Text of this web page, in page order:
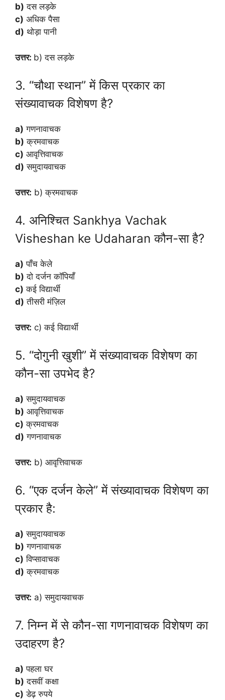
b) दस लड़के
c) अधिक पैसा
d) थोड़ा पानी
उत्तर: b) दस लड़के
3. “चौथा स्थान” में किस प्रकार का
संख्यावाचक विशेषण है?
a) गणनावाचक
b) क्रमवाचक
c) आवृत्तिवाचक
d) समुदायवाचक
उत्तर: b) क्रमवाचक
4. अनिश्चित Sankhya Vachak
Visheshan ke Udaharan कौन-सा है?
a) पाँच केले
b) दो दर्जन कॉपियाँ
c) कई विद्यार्थी
d) तीसरी मंज़िल
उत्तर: c) कई विद्यार्थी
5. “दोगुनी खुशी” में संख्यावाचक विशेषण का
कौन-सा उपभेद है?
a) समुदायवाचक
b) आवृत्तिवाचक
c) क्रमवाचक
d) गणनावाचक
उत्तर: b) आवृत्तिवाचक
6. “एक दर्जन केले” में संख्यावाचक विशेषण का
प्रकार है:
a) समुदायवाचक
b) गणनावाचक
c) विप्सावाचक
d) क्रमवाचक
उत्तर: a) समुदायवाचक
7. निम्न में से कौन-सा गणनावाचक विशेषण का
उदाहरण है?
a) पहला घर
b) दसवीं कक्षा
c) डेढ़ रुपये